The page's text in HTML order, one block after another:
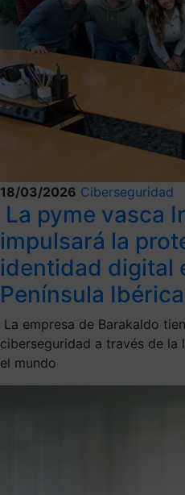
18/03/2026 Ciberseguridad
La pyme vasca
impulsará la
identidad digital
Península Ibérica
La empresa de Barakaldo
ciberseguridad a través de la
el mundo